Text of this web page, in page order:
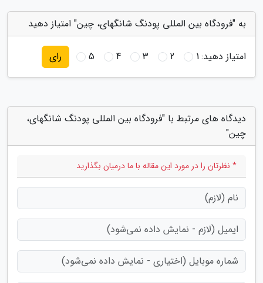
به "فرودگاه بین المللی پودنگ شانگهای، چین" امتیاز دهید
امتیاز دهید:1
2
3
4
5 رای
دیدگاه های مرتبط با "فرودگاه بین المللی پودنگ شانگهای،
چین"
* نظرتان را در مورد این مقاله با ما درمیان بگذارید